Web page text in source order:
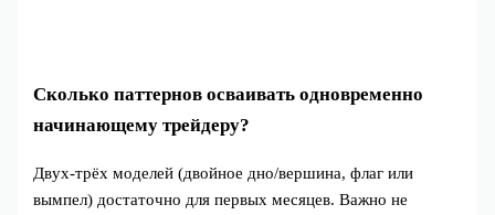
Сколько паттернов осваивать одновременно
начинающему трейдеру?
Двух‑трёх моделей (двойное дно/вершина, флаг или
вымпел) достаточно для первых месяцев. Важно не